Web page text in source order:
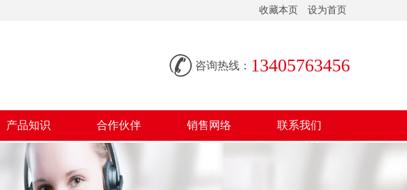
收藏本页 设为首页
13405763456
咨询热线：
产品知识 合作伙伴 销售网络 联系我们